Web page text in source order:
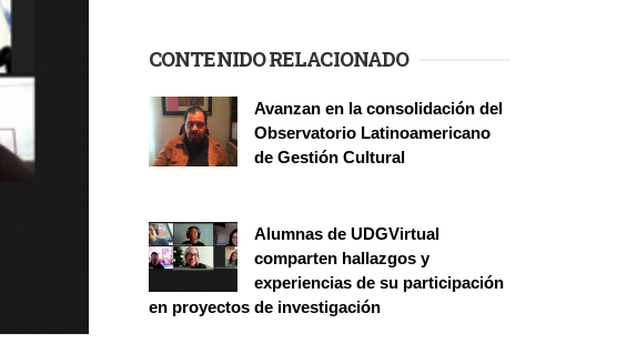
CONTENIDO RELACIONADO
Avanzan en la consolidación del
Observatorio Latinoamericano
de Gestión Cultural
Alumnas de UDGVirtual
comparten hallazgos y
experiencias de su participación
en proyectos de investigación
Páginas